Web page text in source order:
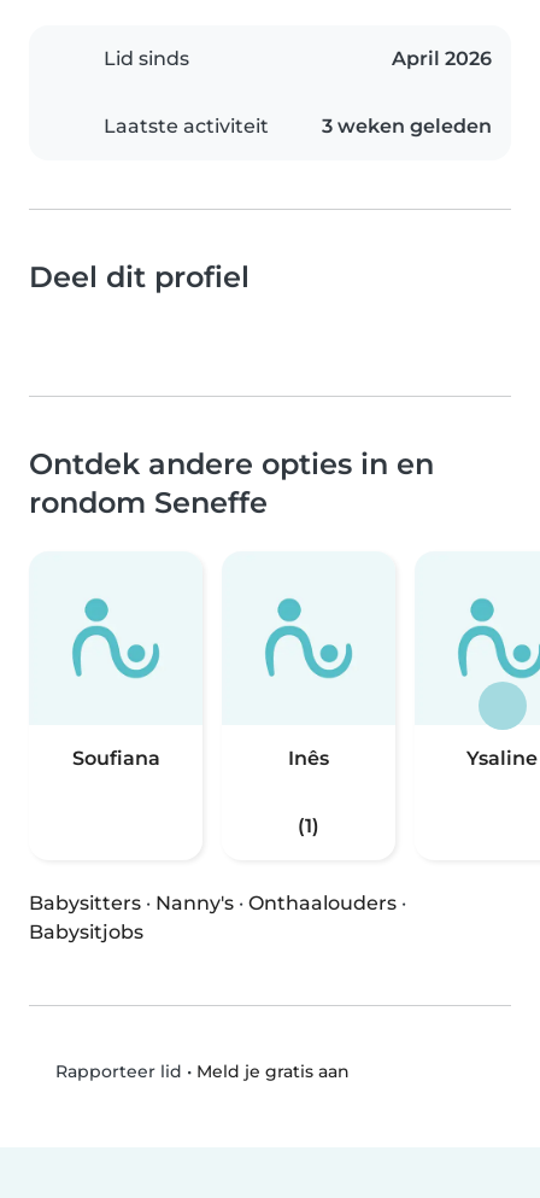
Lid sinds April 2026
Laatste activiteit 3 weken geleden
Deel dit profiel
Ontdek andere opties in en
rondom Seneffe
Soufiana Inês
(1)
Ysaline
Babysitters · Nanny's · Onthaalouders ·
Babysitjobs
Rapporteer lid • Meld je gratis aan